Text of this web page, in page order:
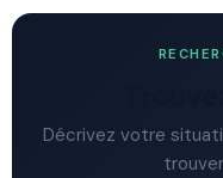
Décrivez votre